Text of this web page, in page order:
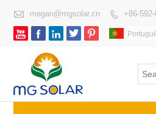
 megan@mgsolar.cn  +86-
    